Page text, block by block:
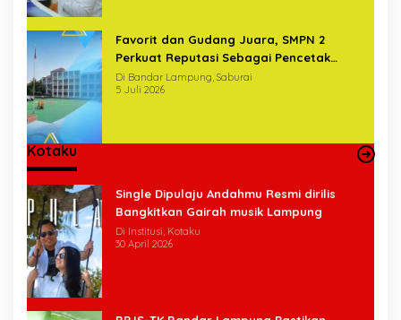
Favorit dan Gudang Juara, SMPN 2
Perkuat Reputasi Sebagai Pencetak
Generasi Unggul
Di Bandar Lampung, Saburai
5 Juli 2026
Kotaku
Single Dipulaju Andahmu Resmi dirilis
Bangkitkan Gairah musik Lampung
Di Institusi, Kotaku
30 April 2026